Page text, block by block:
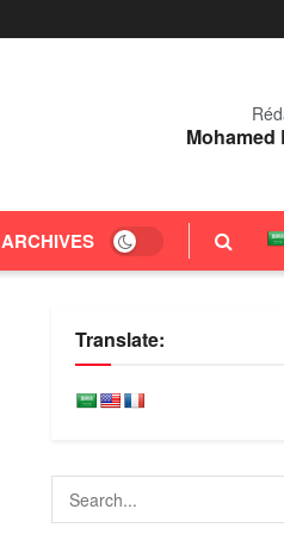
Mohamed
ARCHIVES
Translate: